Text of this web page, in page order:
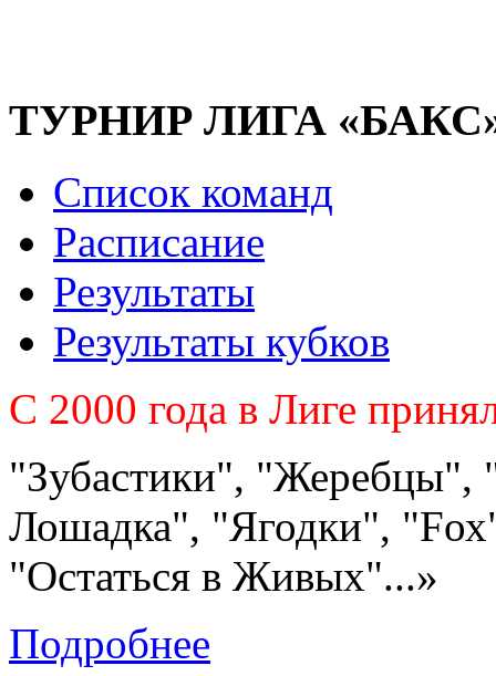
ТУРНИР ЛИГА
Список команд
Расписание
Результаты
Результаты кубков
C 2000 года в Лиге
"Зубастики", "Жеребцы",
Лошадка", "Ягодки",
"Остаться в Живых"...»
Подробнее